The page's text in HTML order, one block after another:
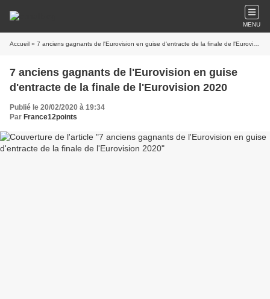
MENU
Accueil » 7 anciens gagnants de l'Eurovision en guise d'entracte de la finale de l'Eurovision 2020
7 anciens gagnants de l'Eurovision en guise
d'entracte de la finale de l'Eurovision 2020
Publié le 20/02/2020 à 19:34
Par France12points